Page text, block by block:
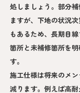
処しましょう。部分
ますが、下地の状況
もあるため、長期目
箇所と未補修箇所を
す。
施工仕様は将来のメ
減ります。例えば高